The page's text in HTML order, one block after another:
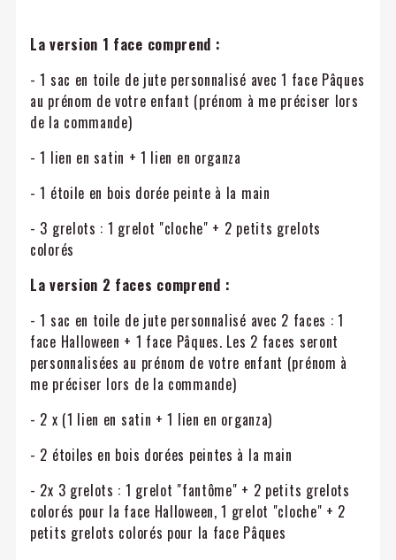
La version 1 face comprend :
- 1 sac en toile de jute personnalisé avec 1 face Pâques
au prénom de votre enfant (prénom à me préciser lors
de la commande)
- 1 lien en satin + 1 lien en organza
- 1 étoile en bois dorée peinte à la main
- 3 grelots : 1 grelot "cloche" + 2 petits grelots
colorés
La version 2 faces comprend :
- 1 sac en toile de jute personnalisé avec 2 faces : 1
face Halloween + 1 face Pâques. Les 2 faces seront
personnalisées au prénom de votre enfant (prénom à
me préciser lors de la commande)
- 2 x (1 lien en satin + 1 lien en organza)
- 2 étoiles en bois dorées peintes à la main
- 2x 3 grelots : 1 grelot "fantôme" + 2 petits grelots
colorés pour la face Halloween, 1 grelot "cloche" + 2
petits grelots colorés pour la face Pâques